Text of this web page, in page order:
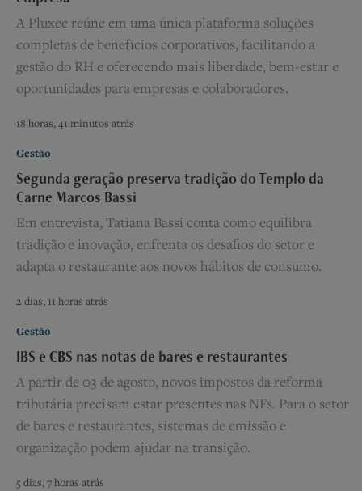
A Pluxee reúne em uma única plataforma soluções
completas de benefícios corporativos, facilitando a
gestão do RH e oferecendo mais liberdade, bem-estar e
oportunidades para empresas e colaboradores.
18 horas, 41 minutos atrás
Gestão
Segunda geração preserva tradição do Templo da
Carne Marcos Bassi
Em entrevista, Tatiana Bassi conta como equilibra
tradição e inovação, enfrenta os desafios do setor e
adapta o restaurante aos novos hábitos de consumo.
2 dias, 11 horas atrás
Gestão
IBS e CBS nas notas de bares e restaurantes
A partir de 03 de agosto, novos impostos da reforma
tributária precisam estar presentes nas NFs. Para o setor
de bares e restaurantes, sistemas de emissão e
organização podem ajudar na transição.
5 dias, 7 horas atrás